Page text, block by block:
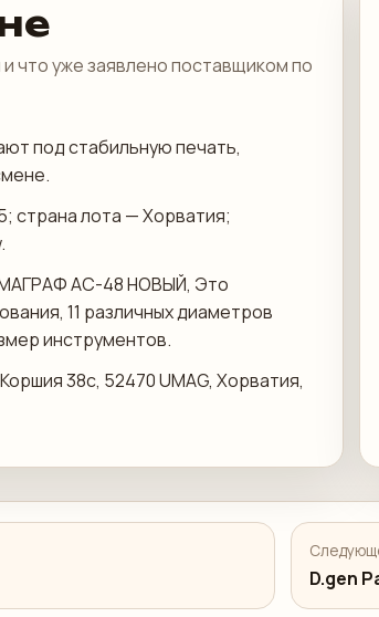
что уже заявлено поставщиком по
под стабильную печать,
страна лота — Хорватия;
МАГРАФ АС-48 НОВЫЙ, Это
11 различных диаметров
инструментов.
38c, 52470 UMAG, Хорватия,
D.gen